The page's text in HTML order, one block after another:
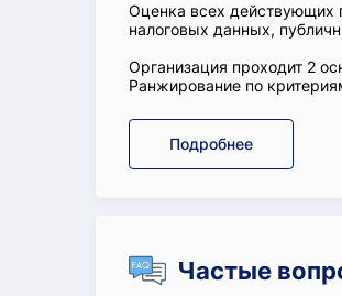
Оценка всех действующих
налоговых данных,
Организация проходит 2
Ранжирование по
Подробнее
Частые